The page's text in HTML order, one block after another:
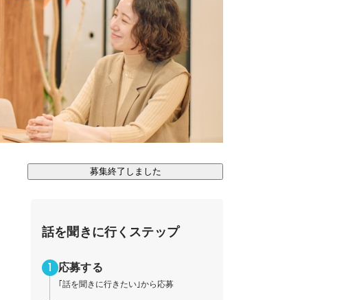
募集終了しました
話を聞きに行くステップ
応募する
｢話を聞きに行きたい｣から応募